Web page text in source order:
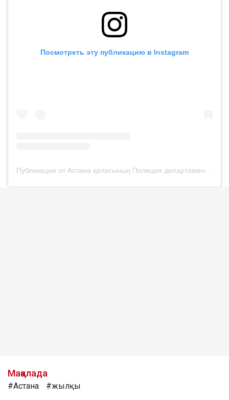
Посмотреть эту публикацию в Instagram
Мақалада
#Астана #жылқы